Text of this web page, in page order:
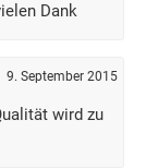
Dank
9. September 2015
wird zu